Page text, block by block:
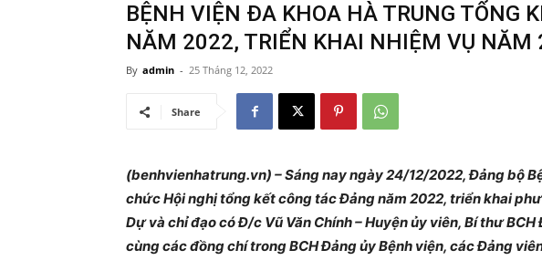
BỆNH VIỆN ĐA KHOA HÀ TRUNG TỔNG
NĂM 2022, TRIỂN KHAI NHIỆM VỤ NĂM
By admin - 25 Tháng 12, 2022
Share
(benhvienhatrung.vn) – Sáng nay ngày 24/12/2022, Đảng bộ
chức Hội nghị tổng kết công tác Đảng năm 2022, triển khai
Dự và chỉ đạo có Đ/c Vũ Văn Chính – Huyện ủy viên, Bí thư
cùng các đồng chí trong BCH Đảng ủy Bệnh viện, các Đảng